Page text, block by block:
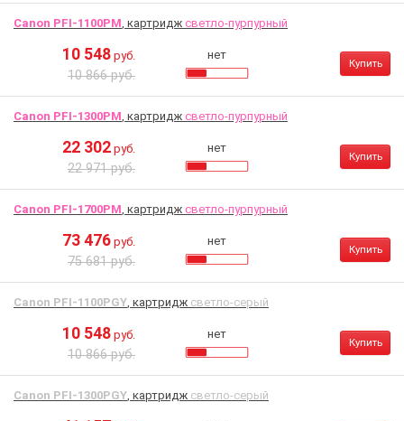
Canon PFI-1100PM, картридж светло-пурпурный
10 548 руб.
10 866 руб.
нет
Купить
Canon PFI-1300PM, картридж светло-пурпурный
22 302 руб.
22 971 руб.
нет
Купить
Canon PFI-1700PM, картридж светло-пурпурный
73 476 руб.
75 681 руб.
нет
Купить
Canon PFI-1100PGY, картридж светло-серый
10 548 руб.
10 866 руб.
нет
Купить
Canon PFI-1300PGY, картридж светло-серый